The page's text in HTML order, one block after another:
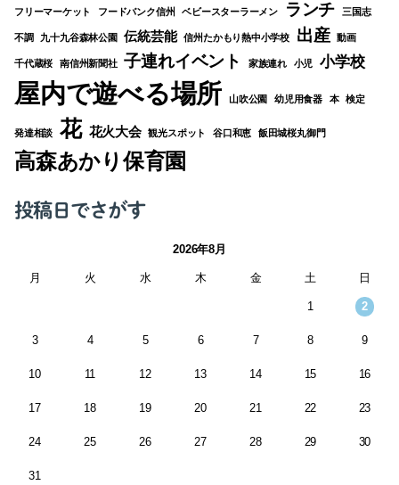
フリーマーケット フードバンク信州 ベビースターラーメン ランチ 三国志
不調 九十九谷森林公園 伝統芸能 信州たかもり熱中小学校 出産 動画
千代蔵桜 南信州新聞社 子連れイベント 家族連れ 小児 小学校
屋内で遊べる場所 山吹公園 幼児用食器 本 検定
発達相談 花 花火大会 観光スポット 谷口和恵 飯田城桜丸御門
高森あかり保育園
投稿日でさがす
2026年8月
月 火 水 木 金 土 日
1 2
3 4 5 6 7 8 9
10 11 12 13 14 15 16
17 18 19 20 21 22 23
24 25 26 27 28 29 30
31